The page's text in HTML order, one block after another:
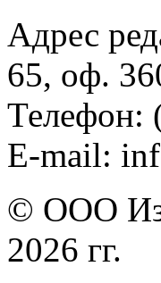
Адрес
65, оф.
Телефон:
E-mail:
© ООО
2026 гг.